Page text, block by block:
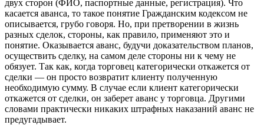
двух сторон (ФИО, паспортные данные, регистрация). Что
касается аванса, то такое понятие Гражданским кодексом не
описывается, грубо говоря. Но, при претворении в жизнь
разных сделок, стороны, как правило, применяют это и
понятие. Оказывается аванс, будучи доказательством планов,
осуществить сделку, на самом деле стороны ни к чему не
обязует. Так как, когда торговец категорически откажется от
сделки — он просто возвратит клиенту полученную
необходимую сумму. В случае если клиент категорически
откажется от сделки, он заберет аванс у торговца. Другими
словами практически никаких штрафных наказаний аванс не
предугадывает.